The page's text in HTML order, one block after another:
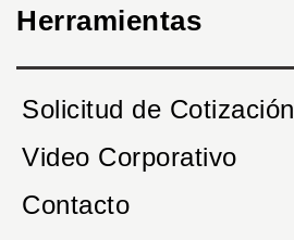
Herramientas
Solicitud de Cotización
Video Corporativo
Contacto